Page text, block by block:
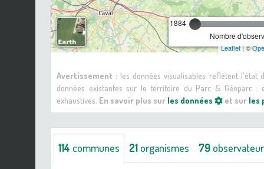
1884
Nombre
Leaflet| ©
Avertissement : les données visualisables reflètent l'état
données existantes sur le territoire du Parc & Géoparc :
exhaustives. En savoir plus sur les données et sur les
114 communes 21 organismes 79